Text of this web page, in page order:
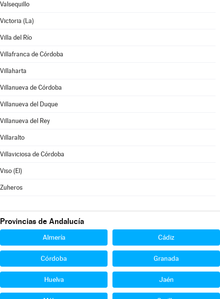
Valsequillo
Victoria (La)
Villa del Río
Villafranca de Córdoba
Villaharta
Villanueva de Córdoba
Villanueva del Duque
Villanueva del Rey
Villaralto
Villaviciosa de Córdoba
Viso (El)
Zuheros
Provincias de Andalucía
Almería Cádiz
Córdoba Granada
Huelva Jaén